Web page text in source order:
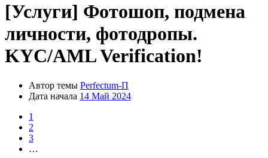
[Услуги] Фотошоп, подмена
личности, фотодропы.
KYC/AML Verification!
Автор темы Perfectum-П
Дата начала 14 Май 2024
1
2
3
…